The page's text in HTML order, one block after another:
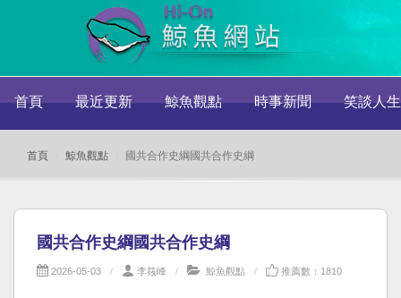
首頁 最近更新 鯨魚觀點 時事新聞 笑談人生
首頁 鯨魚觀點 國共合作史綱國共合作史綱
國共合作史綱國共合作史綱
2026-05-03 李筱峰 鯨魚觀點 推薦數：1810